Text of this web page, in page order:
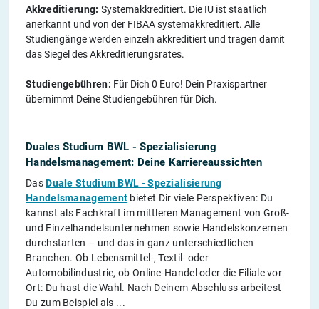
Akkreditierung: Systemakkreditiert. Die IU ist staatlich
anerkannt und von der FIBAA systemakkreditiert. Alle
Studiengänge werden einzeln akkreditiert und tragen damit
das Siegel des Akkreditierungsrates.
Studiengebühren: Für Dich 0 Euro! Dein Praxispartner
übernimmt Deine Studiengebühren für Dich.
Duales Studium BWL - Spezialisierung
Handelsmanagement: Deine Karriereaussichten
DasDuale Studium BWL - Spezialisierung
Handelsmanagement bietet Dir viele Perspektiven: Du
kannst als Fachkraft im mittleren Management von Groß-
und Einzelhandelsunternehmen sowie Handelskonzernen
durchstarten – und das in ganz unterschiedlichen
Branchen. Ob Lebensmittel-, Textil- oder
Automobilindustrie, ob Online-Handel oder die Filiale vor
Ort: Du hast die Wahl. Nach Deinem Abschluss arbeitest
Du zum Beispiel als ...